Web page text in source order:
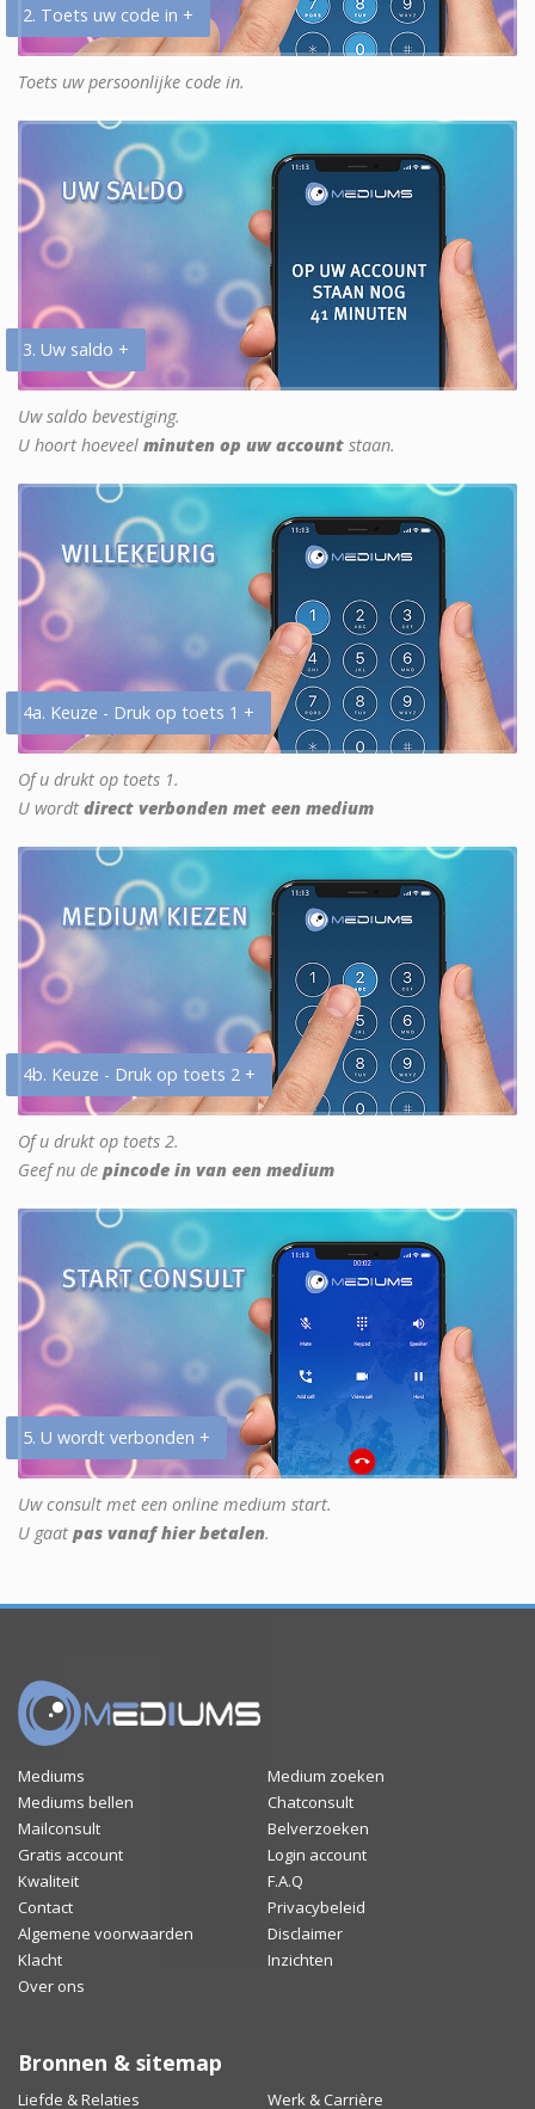
2. Toets uw code in +
Toets uw persoonlijke code in.
3. Uw saldo +
Uw saldo bevestiging.
U hoort hoeveel minuten op uw account staan.
4a. Keuze - Druk op toets 1 +
Of u drukt op toets 1.
U wordt direct verbonden met een medium
4b. Keuze - Druk op toets 2 +
Of u drukt op toets 2.
Geef nu de pincode in van een medium
5. U wordt verbonden +
Uw consult met een online medium start.
U gaat pas vanaf hier betalen.
Mediums
Medium zoeken
Mediums bellen
Chatconsult
Mailconsult
Belverzoeken
Gratis account
Login account
Kwaliteit
F.A.Q
Contact
Privacybeleid
Algemene voorwaarden
Disclaimer
Klacht
Inzichten
Over ons
Bronnen & sitemap
Liefde & Relaties Werk & Carrière